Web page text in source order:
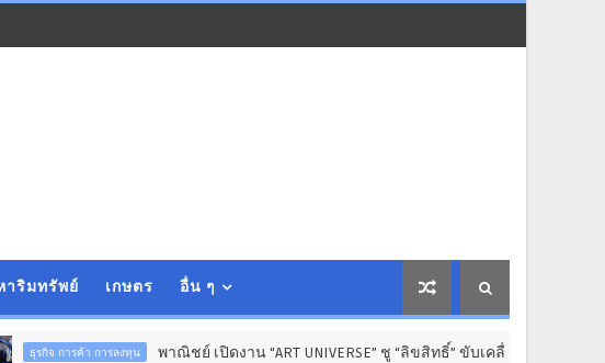
าริมทรัพย์ เกษตร อื่น ๆ
ารลงทุน พาณิชย์ เปิดงาน “ART UNIVERSE” ชู “ลิขสิทธิ์” ขับเคลื่อนเศรษฐกิจสร้างสรรค์